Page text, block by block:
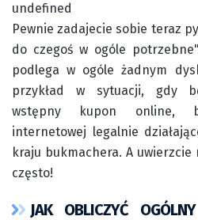
undefined
Pewnie zadajecie sobie teraz
do czegoś w ogóle
podlega w ogóle żadnym
przykład w sytuacji, gdy
wstępny kupon online,
internetowej legalnie
kraju bukmachera. A
często!
JAK OBLICZYĆ